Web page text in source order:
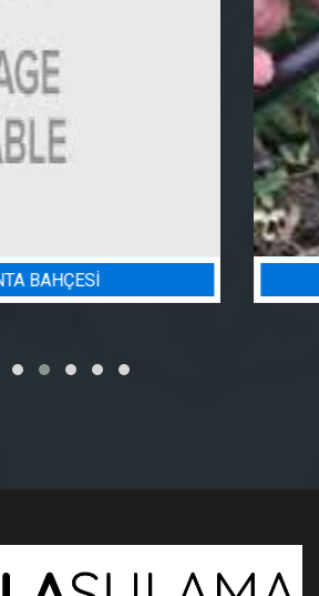
BAHÇESI SULAMA PROJESI